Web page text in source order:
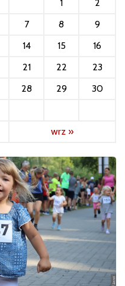
1
2
7 8
9
14 15
16
21 22
23
28 29
30
wrz »